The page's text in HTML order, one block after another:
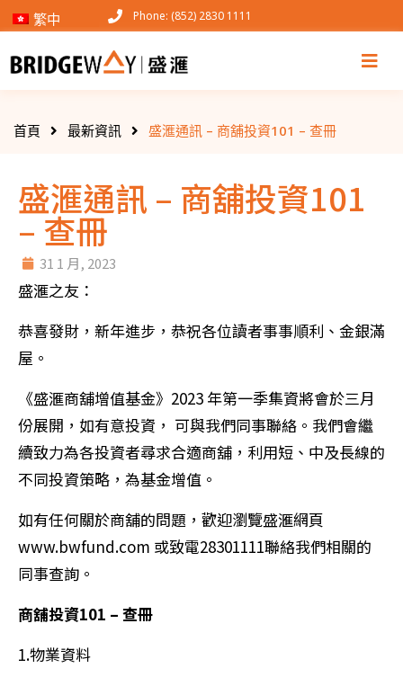
Phone: (852) 2830 1111
首頁 最新資訊 盛滙通訊 – 商舖投資101 – 查冊
盛滙通訊 – 商舖投資101
– 查冊
31 1 月, 2023
盛滙之友：
恭喜發財，新年進步，恭祝各位讀者事事順利、金銀滿
屋。
《盛滙商舖增值基金》2023 年第一季集資將會於三月
份展開，如有意投資， 可與我們同事聯絡。我們會繼
續致力為各投資者尋求合適商舖，利用短、中及長線的
不同投資策略，為基金增值。
如有任何關於商舖的問題，歡迎瀏覽盛滙網頁
www.bwfund.com 或致電28301111聯絡我們相關的
同事查詢。
商舖投資101 – 查冊
1.物業資料
繁中